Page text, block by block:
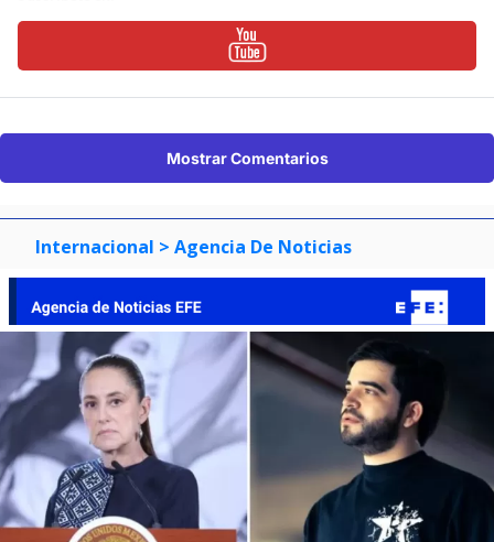
Mostrar Comentarios
Internacional > Agencia De Noticias